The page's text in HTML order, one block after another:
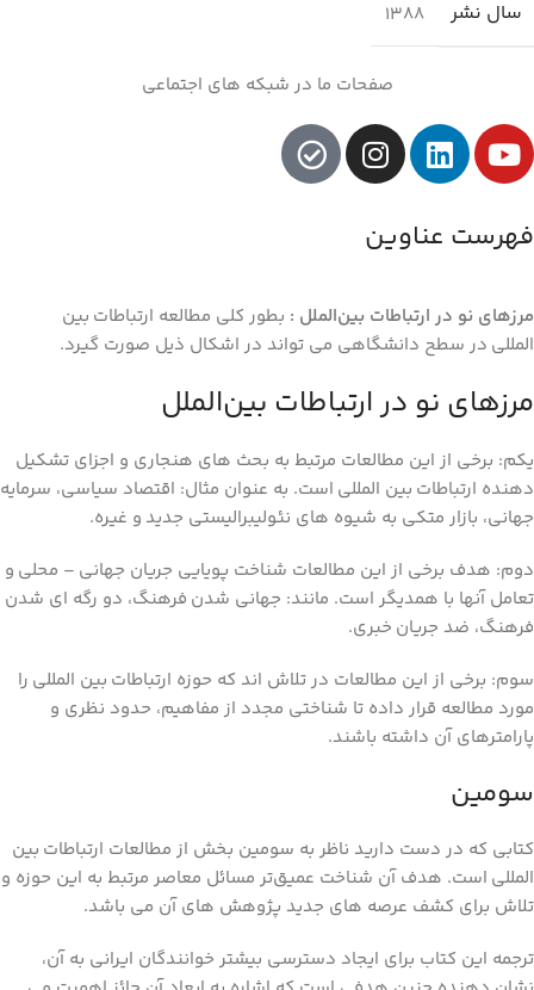
فهرست عناوین
مرزهای نو در ارتباطات بین‌الملل : بطور کلی مطالعه ارتباطات بین
المللی در سطح دانشگاهی می تواند در اشکال ذیل صورت گیرد.
مرزهای نو در ارتباطات بین‌الملل
یکم: برخی از این مطالعات مرتبط به بحث های هنجاری و اجزای تشکیل
دهنده ارتباطات بین المللی است. به عنوان مثال: اقتصاد سیاسی، سرمایه
جهانی، بازار متکی به شیوه های نئولیبرالیستی جدید و غیره.
دوم: هدف برخی از این مطالعات شناخت پویایی جریان جهانی – محلی و
تعامل آنها با همدیگر است. مانند: جهانی شدن فرهنگ، دو رگه ای شدن
فرهنگ، ضد جریان خبری.
سوم: برخی از این مطالعات در تلاش اند که حوزه ارتباطات بین المللی را
مورد مطالعه قرار داده تا شناختی مجدد از مفاهیم، حدود نظری و
پارامترهای آن داشته باشند.
سومین
کتابی که در دست دارید ناظر به سومین بخش از مطالعات ارتباطات بین
المللی است. هدف آن شناخت عمیق‌تر مسائل معاصر مرتبط به این حوزه و
تلاش برای کشف عرصه های جدید پژوهش های آن می باشد.
ترجمه این کتاب برای ایجاد دسترسی بیشتر خوانندگان ایرانی به آن،
سال نشر 1388
صفحات ما در شبکه های اجتماعی